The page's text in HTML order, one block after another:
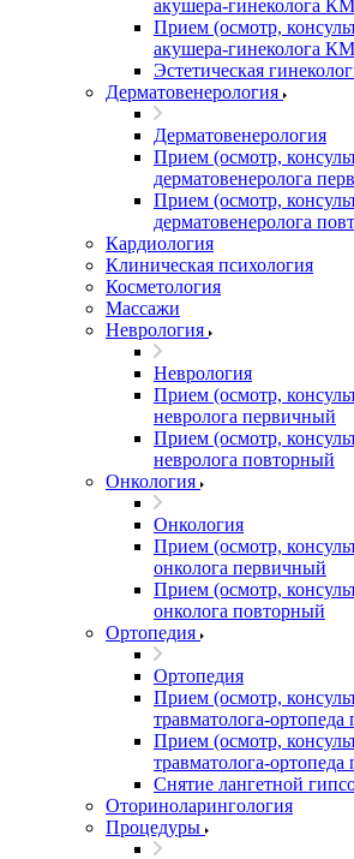
акушера-гинеколога
Прием (осмотр,
акушера-гинеколога
Эстетическая
Дерматовенерология
Дерматовенерология
Прием (осмотр,
дерматовенеролога
Прием (осмотр,
дерматовенеролога
Кардиология
Клиническая психология
Косметология
Массажи
Неврология
Неврология
Прием (осмотр,
невролога первичный
Прием (осмотр,
невролога повторный
Онкология
Онкология
Прием (осмотр,
онколога первичный
Прием (осмотр,
онколога повторный
Ортопедия
Ортопедия
Прием (осмотр,
травматолога-
Прием (осмотр,
травматолога-
Снятие лангетной
Оториноларингология
Процедуры